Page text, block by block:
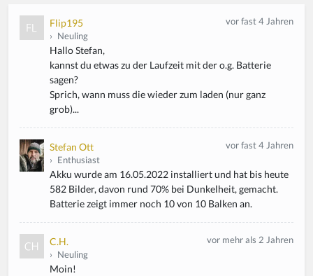
Flip195
› Neuling
vor fast 4 Jahren
Hallo Stefan,
kannst du etwas zu der Laufzeit mit der o.g. Batterie
sagen?
Sprich, wann muss die wieder zum laden (nur ganz
grob)...
Stefan Ott
› Enthusiast
vor fast 4 Jahren
Akku wurde am 16.05.2022 installiert und hat bis heute
582 Bilder, davon rund 70% bei Dunkelheit, gemacht.
Batterie zeigt immer noch 10 von 10 Balken an.
C.H.
› Neuling
vor mehr als 2 Jahren
Moin!